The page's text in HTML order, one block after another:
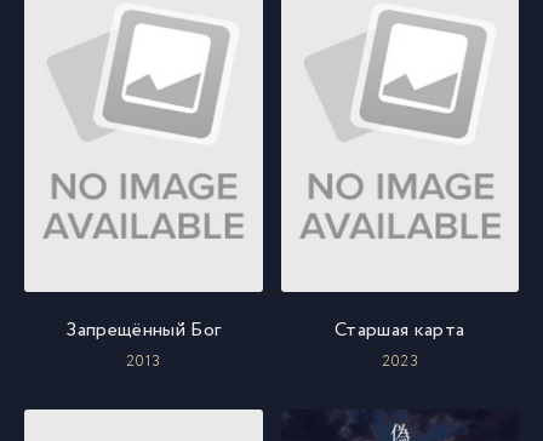
Запрещённый Бог
2013
Старшая карта
2023